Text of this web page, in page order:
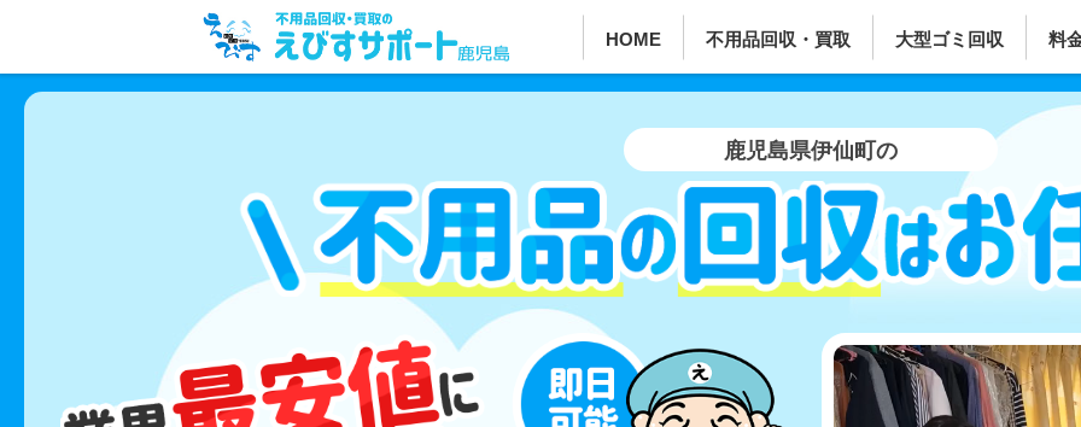
HOME 不用品回収・買取 大型ゴミ回収 料
鹿児島県伊仙町の